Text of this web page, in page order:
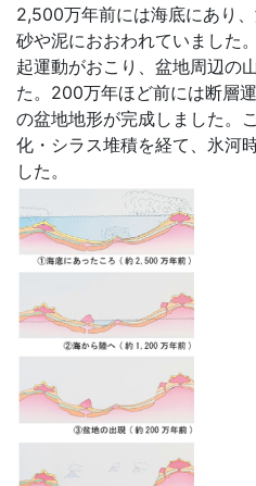
2,500万年前には海底にあり
砂や泥におおわれていました
起運動がおこり、盆地周辺の
た。200万年ほど前には断層
の盆地地形が完成しました。
化・シラス堆積を経て、氷河
した。